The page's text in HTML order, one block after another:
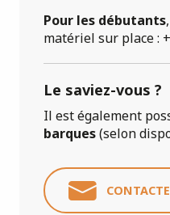
Pour les débutants
matériel sur place :
Le saviez-vous ?
Il est également
barques(selon